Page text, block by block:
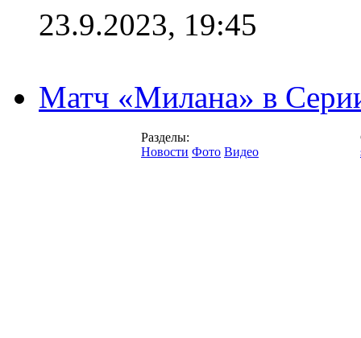
23.9.2023, 19:45
Матч «Милана» в
Разделы:
Новости Фото Видео